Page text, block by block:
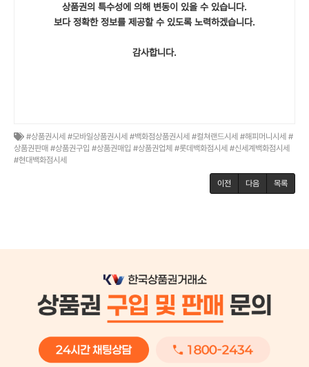
상품권의 특수성에 의해 변동이 있을 수 있습니다.
보다 정확한 정보를 제공할 수 있도록 노력하겠습니다.
감사합니다.
#상품권시세 #모바일상품권시세 #백화점상품권시세 #컬쳐랜드시세 #해피머니시세 #
상품권판매 #상품권구입 #상품권매입 #상품권업체 #롯데백화점시세 #신세계백화점시세
#현대백화점시세
이전 다음 목록